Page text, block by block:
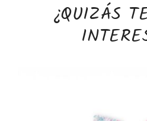
¿QUIZÁS